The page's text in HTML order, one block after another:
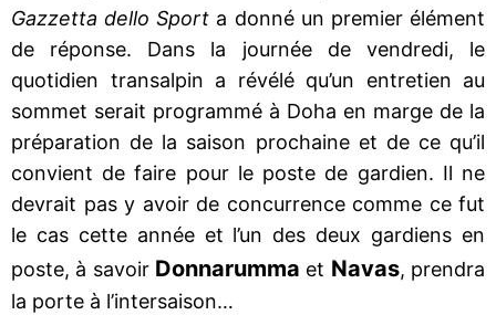
Gazzetta dello Sport a donné un premier élément
de réponse. Dans la journée de vendredi, le
quotidien transalpin a révélé qu’un entretien au
sommet serait programmé à Doha en marge de la
préparation de la saison prochaine et de ce qu’il
convient de faire pour le poste de gardien. Il ne
devrait pas y avoir de concurrence comme ce fut
le cas cette année et l’un des deux gardiens en
poste, à savoir Donnarumma et Navas, prendra
la porte à l’intersaison…